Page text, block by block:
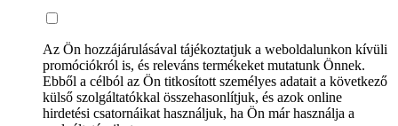
Az Ön hozzájárulásával tájékoztatjuk a weboldalunkon kívüli
promóciókról is, és releváns termékeket mutatunk Önnek.
Ebből a célból az Ön titkosított személyes adatait a következő
külső szolgáltatókkal összehasonlítjuk, és azok online
hirdetési csatornáikat használjuk, ha Ön már használja a